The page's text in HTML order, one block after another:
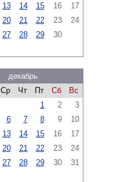
13 14 15 16
17
20 21 22 23
24
27 28 29 30
декабрь
Ср Чт Пт Сб
Вс
1
2
3
6 7 8 9
10
13 14 15 16
17
20 21 22 23
24
27 28 29 30 31